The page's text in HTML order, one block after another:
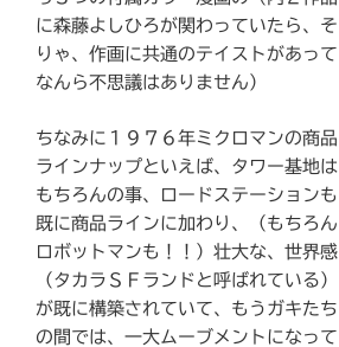
に森藤よしひろが関わっていたら、そ
りゃ、作画に共通のテイストがあって
なんら不思議はありません）
ちなみに１９７６年ミクロマンの商品
ラインナップといえば、タワー基地は
もちろんの事、ロードステーションも
既に商品ラインに加わり、（もちろん
ロボットマンも！！）壮大な、世界感
（タカラＳＦランドと呼ばれている）
が既に構築されていて、もうガキたち
の間では、一大ムーブメントになって